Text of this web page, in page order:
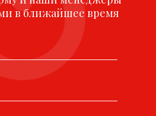
в ближайшее время